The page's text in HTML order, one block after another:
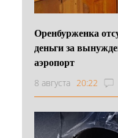
Оренбурженка
деньги за
аэропорт
8 августа 20:22